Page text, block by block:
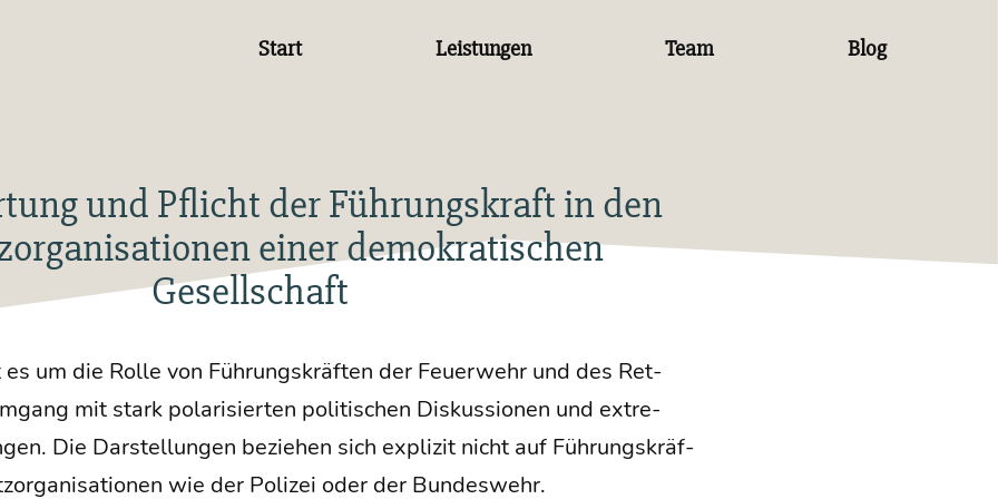
Start Leistungen Team Blog
und Pflicht der Führungskraft in den
einer demokratischen
Gesellschaft
um die Rol­le von Füh­rungs­kräf­ten der Feu­er­wehr und des Ret­
mit stark pola­ri­sier­ten poli­ti­schen Dis­kus­sio­nen und extre­
Die Dar­stel­lun­gen bezie­hen sich expli­zit nicht auf Füh­rungs­kräf­
wie der Poli­zei oder der Bundeswehr.